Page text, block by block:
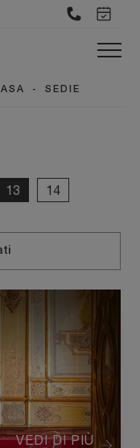
- SEDIE
13 14
VEDI DI PIÙ